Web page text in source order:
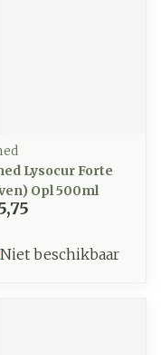
Lysocur Forte
Opl 500ml
Niet beschikbaar